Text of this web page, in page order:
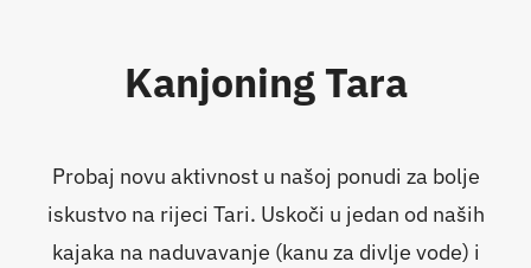
Kanjoning Tara
Probaj novu aktivnost u našoj ponudi za bolje
iskustvo na rijeci Tari. Uskoči u jedan od naših
kajaka na naduvavanje (kanu za divlje vode) i